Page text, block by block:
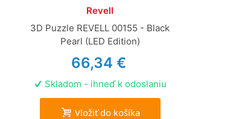
Revell
3D Puzzle REVELL 00155 - Black
Pearl (LED Edition)
66,34 €
Skladom - ihneď k odoslaniu
Vložiť do košíka